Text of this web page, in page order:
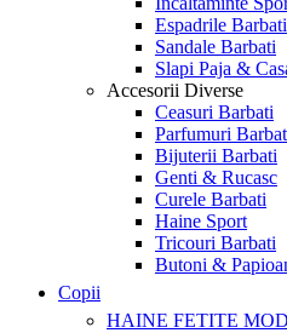
Espadrile Barbati
Sandale Barbati
Slapi Paja &
Accesorii Diverse
Ceasuri Barbati
Parfumuri
Bijuterii Barbati
Genti & Rucasc
Curele Barbati
Haine Sport
Tricouri Barbati
Butoni &
Copii
HAINE FETITE